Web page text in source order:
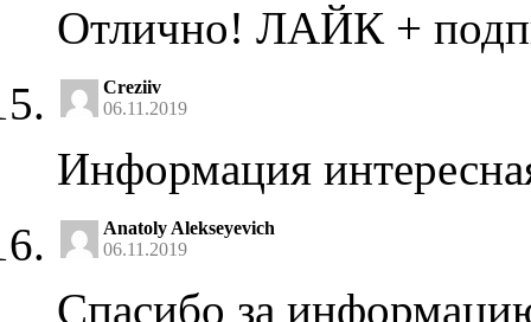
Отлично! ЛАЙК +
Creziiv
06.11.2019
Информация
Anatoly Alekseyevich
06.11.2019
Спасибо за